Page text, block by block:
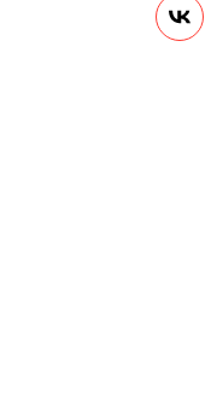
Полиция